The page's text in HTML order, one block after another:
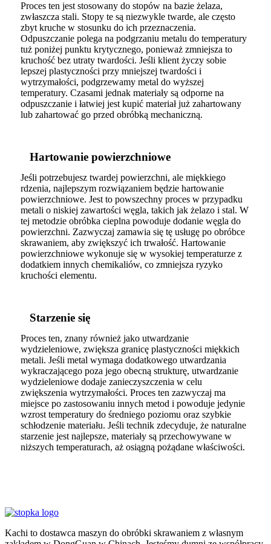
Proces ten jest stosowany do stopów na bazie żelaza,
zwłaszcza stali. Stopy te są niezwykle twarde, ale często
zbyt kruche w stosunku do ich przeznaczenia.
Odpuszczanie polega na podgrzaniu metalu do temperatury
tuż poniżej punktu krytycznego, ponieważ zmniejsza to
kruchość bez utraty twardości. Jeśli klient życzy sobie
lepszej plastyczności przy mniejszej twardości i
wytrzymałości, podgrzewamy metal do wyższej
temperatury. Czasami jednak materiały są odporne na
odpuszczanie i łatwiej jest kupić materiał już zahartowany
lub zahartować go przed obróbką mechaniczną.
Hartowanie powierzchniowe
Jeśli potrzebujesz twardej powierzchni, ale miękkiego
rdzenia, najlepszym rozwiązaniem będzie hartowanie
powierzchniowe. Jest to powszechny proces w przypadku
metali o niskiej zawartości węgla, takich jak żelazo i stal. W
tej metodzie obróbka cieplna powoduje dodanie węgla do
powierzchni. Zazwyczaj zamawia się tę usługę po obróbce
skrawaniem, aby zwiększyć ich trwałość. Hartowanie
powierzchniowe wykonuje się w wysokiej temperaturze z
dodatkiem innych chemikaliów, co zmniejsza ryzyko
kruchości elementu.
Starzenie się
Proces ten, znany również jako utwardzanie
wydzieleniowe, zwiększa granicę plastyczności miękkich
metali. Jeśli metal wymaga dodatkowego utwardzania
wykraczającego poza jego obecną strukturę, utwardzanie
wydzieleniowe dodaje zanieczyszczenia w celu
zwiększenia wytrzymałości. Proces ten zazwyczaj ma
miejsce po zastosowaniu innych metod i powoduje jedynie
wzrost temperatury do średniego poziomu oraz szybkie
schłodzenie materiału. Jeśli technik zdecyduje, że naturalne
starzenie jest najlepsze, materiały są przechowywane w
niższych temperaturach, aż osiągną pożądane właściwości.
Kachi to dostawca maszyn do obróbki skrawaniem z własnym